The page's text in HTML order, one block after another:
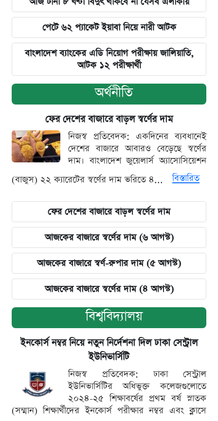
পেটে ৬২ প্যাকেট ইয়াবা নিয়ে নারী আটক
বাংলাদেশ ব্যাংকের এডি নিয়োগ পরীক্ষায় জালিয়াতি,
আটক ১২ পরীক্ষার্থী
অর্থনীতি
ফের দেশের বাজারে বাড়ল স্বর্ণের দাম
নিজস্ব প্রতিবেদক: একদিনের ব্যবধানেই
দেশের বাজারে আবারও বেড়েছে স্বর্ণের
দাম। বাংলাদেশ জুয়েলার্স অ্যাসোসিয়েশন
(বাজুস) ২২ ক্যারেটের স্বর্ণের দাম ভরিতে ৪...
বিস্তারিত
ফের দেশের বাজারে বাড়ল স্বর্ণের দাম
আজকের বাজারে স্বর্ণের দাম (৬ আগস্ট)
আজকের বাজারে স্বর্ণ-রুপার দাম (৫ আগস্ট)
আজকের বাজারে স্বর্ণের দাম (৪ আগস্ট)
বিশ্ববিদ্যালয়
ইনকোর্স নম্বর নিয়ে নতুন নির্দেশনা দিল ঢাকা সেন্ট্রাল
ইউনিভার্সিটি
নিজস্ব প্রতিবেদক: ঢাকা সেন্ট্রাল
ইউনিভার্সিটির অধিভুক্ত কলেজগুলোতে
২০২৪-২৫ শিক্ষাবর্ষের প্রথম বর্ষ স্নাতক
(সম্মান) শিক্ষার্থীদের ইনকোর্স পরীক্ষার নম্বর এবং ক্লাসে